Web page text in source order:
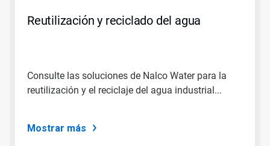
navegar
diapositiva
Reutilización y reciclado del agua
Consulte las soluciones de Nalco Water para la
reutilización y el reciclaje del agua industrial...
Mostrar más